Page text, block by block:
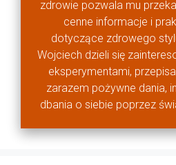
zdrowie pozwala mu
cenne informacje i
dotyczące zdrowego
Wojciech dzieli się
eksperymentami,
zarazem pożywne dania,
dbania o siebie poprzez